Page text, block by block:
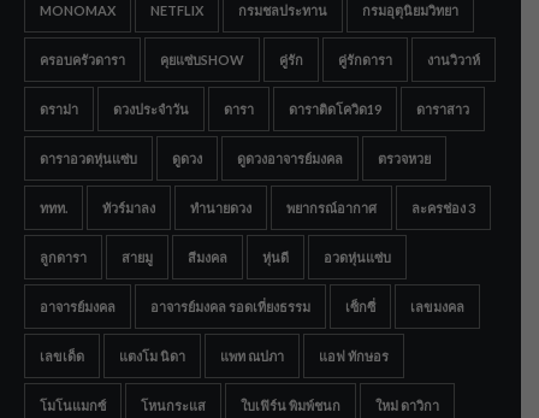
MONOMAX NETFLIX กรมชลประทาน กรมอุตุนิยมวิทยา
ครอบครัวดารา คุยแซ่บSHOW คู่รัก คู่รักดารา งานวิวาห์
ดราม่า ดวงประจำวัน ดารา ดาราติดโควิด19 ดาราสาว
ดาราอวดหุ่นแซ่บ ดูดวง ดูดวงอาจารย์มงคล ตรวจหวย
ททท. ทัวร์มาลง ทำนายดวง พยากรณ์อากาศ ละครช่อง 3
ลูกดารา สายมู สีมงคล หุ่นดี อวดหุ่นแซ่บ
อาจารย์มงคล อาจารย์มงคล รอดเที่ยงธรรม เซ็กซี่ เลขมงคล
เลขเด็ด แตงโม นิดา แพท ณปภา แอฟ ทักษอร
โมโนแมกซ์ โหนกระแส ใบเฟิร์น พิมพ์ชนก ใหม่ ดาวิกา